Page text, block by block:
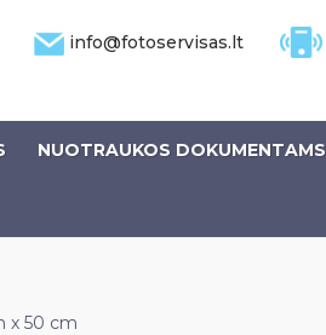
info@fotoservisas.lt
NUOTRAUKOS DOKUMENTAMS
x 50 cm